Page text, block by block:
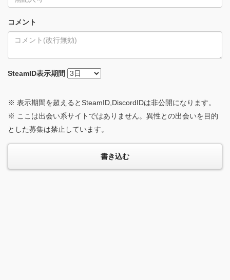
コメント
SteamID表示期間
※ 表示期間を超えるとSteamID,DiscordIDは非公開になります。
※ ここは出会い系サイトではありません。異性との出会いを目的
とした募集は禁止しています。